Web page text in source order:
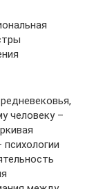
человеку –